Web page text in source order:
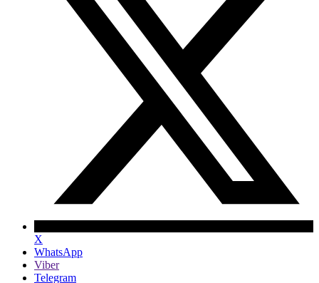
X
WhatsApp
Viber
Telegram